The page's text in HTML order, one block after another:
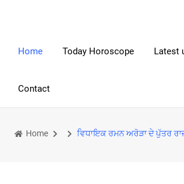
Home Today Horoscope Latest
Contact
Home ਵਿਧਾਇਕ ਰਮਨ ਅਰੋੜਾ ਦੇ ਪੁੱਤਰ